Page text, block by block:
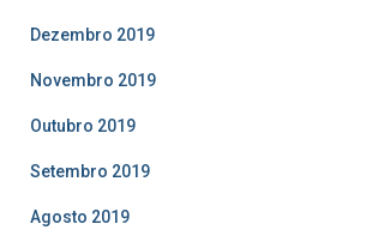
Dezembro 2019
Novembro 2019
Outubro 2019
Setembro 2019
Agosto 2019